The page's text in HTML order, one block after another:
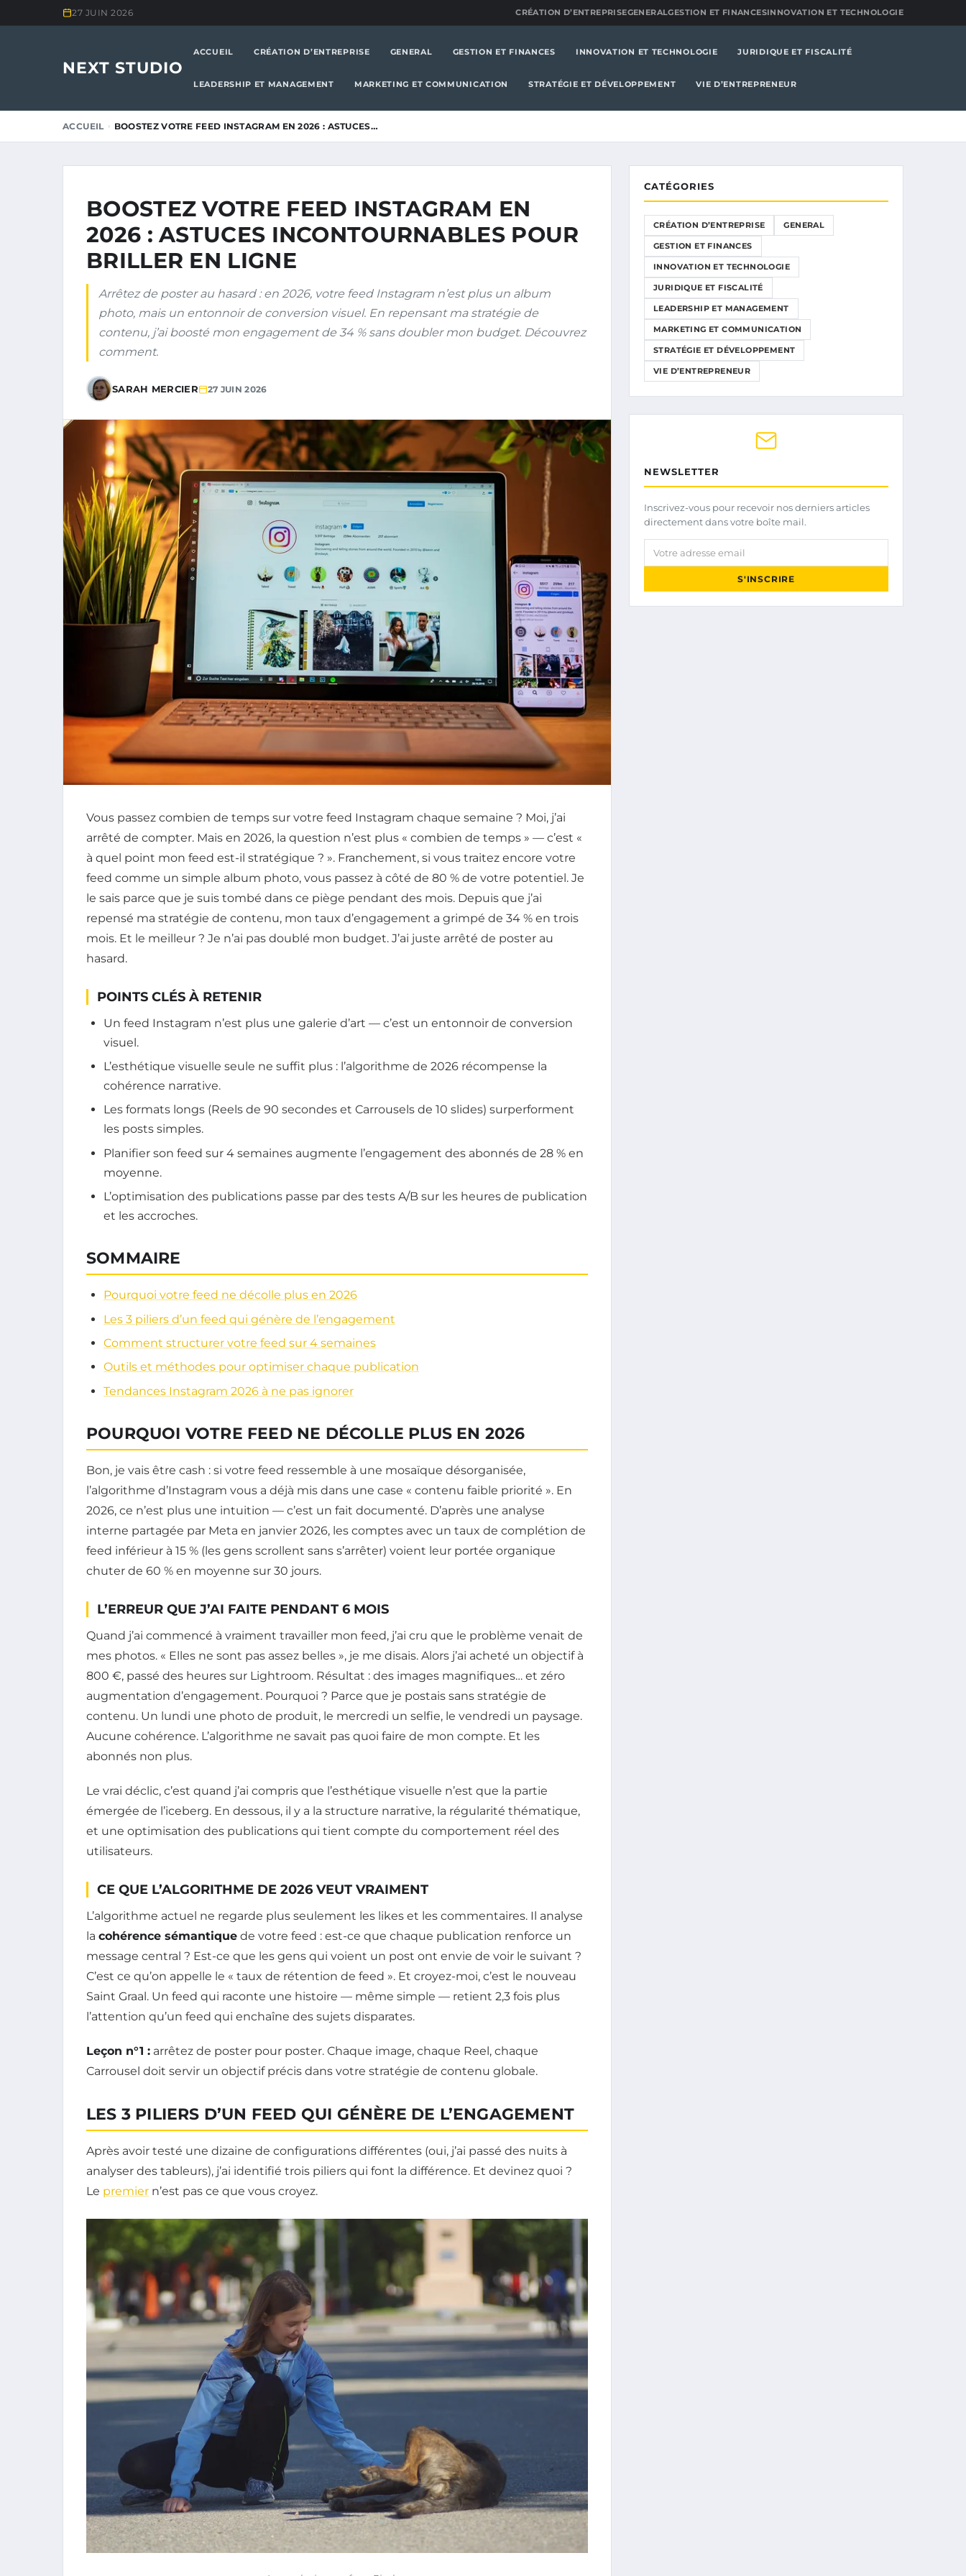
27 JUIN 2026 CRÉATION D’ENTREPRISEGENERALGESTION ET FINANCESINNOVATION ET TECHNOLOGIE
NEXT STUDIO
ACCUEIL CRÉATION D’ENTREPRISE GENERAL GESTION ET FINANCES INNOVATION ET TECHNOLOGIE JURIDIQUE ET FISCALITÉ
LEADERSHIP ET MANAGEMENT MARKETING ET COMMUNICATION STRATÉGIE ET DÉVELOPPEMENT VIE D’ENTREPRENEUR
ACCUEIL BOOSTEZ VOTRE FEED INSTAGRAM EN 2026 : ASTUCES…
BOOSTEZ VOTRE FEED INSTAGRAM EN
2026 : ASTUCES INCONTOURNABLES POUR
BRILLER EN LIGNE
Arrêtez de poster au hasard : en 2026, votre feed Instagram n’est plus un album
photo, mais un entonnoir de conversion visuel. En repensant ma stratégie de
contenu, j’ai boosté mon engagement de 34 % sans doubler mon budget. Découvrez
comment.
SARAH MERCIER 27 JUIN 2026
Vous passez combien de temps sur votre feed Instagram chaque semaine ? Moi, j’ai
arrêté de compter. Mais en 2026, la question n’est plus « combien de temps » — c’est «
à quel point mon feed est-il stratégique ? ». Franchement, si vous traitez encore votre
feed comme un simple album photo, vous passez à côté de 80 % de votre potentiel. Je
le sais parce que je suis tombé dans ce piège pendant des mois. Depuis que j’ai
repensé ma stratégie de contenu, mon taux d’engagement a grimpé de 34 % en trois
mois. Et le meilleur ? Je n’ai pas doublé mon budget. J’ai juste arrêté de poster au
hasard.
POINTS CLÉS À RETENIR
Un feed Instagram n’est plus une galerie d’art — c’est un entonnoir de conversion
visuel.
L’esthétique visuelle seule ne suffit plus : l’algorithme de 2026 récompense la
cohérence narrative.
Les formats longs (Reels de 90 secondes et Carrousels de 10 slides) surperforment
les posts simples.
Planifier son feed sur 4 semaines augmente l’engagement des abonnés de 28 % en
moyenne.
L’optimisation des publications passe par des tests A/B sur les heures de publication
et les accroches.
SOMMAIRE
Pourquoi votre feed ne décolle plus en 2026
Les 3 piliers d’un feed qui génère de l’engagement
Comment structurer votre feed sur 4 semaines
Outils et méthodes pour optimiser chaque publication
Tendances Instagram 2026 à ne pas ignorer
POURQUOI VOTRE FEED NE DÉCOLLE PLUS EN 2026
Bon, je vais être cash : si votre feed ressemble à une mosaïque désorganisée,
l’algorithme d’Instagram vous a déjà mis dans une case « contenu faible priorité ». En
2026, ce n’est plus une intuition — c’est un fait documenté. D’après une analyse
interne partagée par Meta en janvier 2026, les comptes avec un taux de complétion de
feed inférieur à 15 % (les gens scrollent sans s’arrêter) voient leur portée organique
chuter de 60 % en moyenne sur 30 jours.
L’ERREUR QUE J’AI FAITE PENDANT 6 MOIS
Quand j’ai commencé à vraiment travailler mon feed, j’ai cru que le problème venait de
mes photos. « Elles ne sont pas assez belles », je me disais. Alors j’ai acheté un objectif à
800 €, passé des heures sur Lightroom. Résultat : des images magnifiques… et zéro
augmentation d’engagement. Pourquoi ? Parce que je postais sans stratégie de
contenu. Un lundi une photo de produit, le mercredi un selfie, le vendredi un paysage.
Aucune cohérence. L’algorithme ne savait pas quoi faire de mon compte. Et les
abonnés non plus.
Le vrai déclic, c’est quand j’ai compris que l’esthétique visuelle n’est que la partie
émergée de l’iceberg. En dessous, il y a la structure narrative, la régularité thématique,
et une optimisation des publications qui tient compte du comportement réel des
utilisateurs.
CE QUE L’ALGORITHME DE 2026 VEUT VRAIMENT
L’algorithme actuel ne regarde plus seulement les likes et les commentaires. Il analyse
la cohérence sémantique de votre feed : est-ce que chaque publication renforce un
message central ? Est-ce que les gens qui voient un post ont envie de voir le suivant ?
C’est ce qu’on appelle le « taux de rétention de feed ». Et croyez-moi, c’est le nouveau
Saint Graal. Un feed qui raconte une histoire — même simple — retient 2,3 fois plus
l’attention qu’un feed qui enchaîne des sujets disparates.
Leçon n°1 : arrêtez de poster pour poster. Chaque image, chaque Reel, chaque
Carrousel doit servir un objectif précis dans votre stratégie de contenu globale.
LES 3 PILIERS D’UN FEED QUI GÉNÈRE DE L’ENGAGEMENT
Après avoir testé une dizaine de configurations différentes (oui, j’ai passé des nuits à
analyser des tableurs), j’ai identifié trois piliers qui font la différence. Et devinez quoi ?
Le premier n’est pas ce que vous croyez.
CATÉGORIES
CRÉATION D’ENTREPRISE GENERAL
GESTION ET FINANCES
INNOVATION ET TECHNOLOGIE
JURIDIQUE ET FISCALITÉ
LEADERSHIP ET MANAGEMENT
MARKETING ET COMMUNICATION
STRATÉGIE ET DÉVELOPPEMENT
VIE D’ENTREPRENEUR
NEWSLETTER
Inscrivez-vous pour recevoir nos derniers articles
directement dans votre boîte mail.
Votre adresse email
S'INSCRIRE